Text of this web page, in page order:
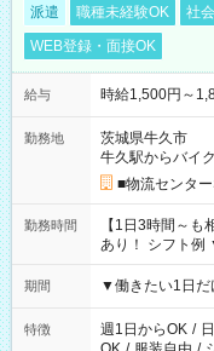
派遣 職種未経験OK 社
WEB登録・面接OK
給与 時給1,500円～
勤務地
茨城県牛久市
牛久駅からバイ
■物流センタ
勤務時間
【1日3時間～も
あり！ シフト例 ▼9:00～12:00 ▼9:00～17:00 ▼10:00～19:00
▼18:00～21:00
期間 ▼働きたい1日
特徴 週1日からOK /